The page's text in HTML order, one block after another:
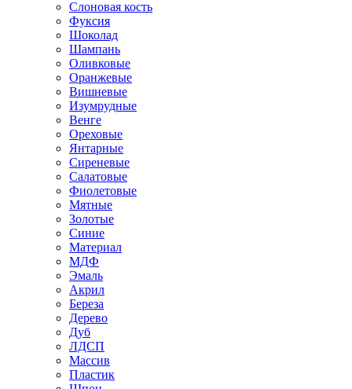
Слоновая кость
Фуксия
Шоколад
Шампань
Оливковые
Оранжевые
Вишневые
Изумрудные
Венге
Ореховые
Янтарные
Сиреневые
Салатовые
Фиолетовые
Мятные
Золотые
Синие
Материал
МДФ
Эмаль
Акрил
Береза
Дерево
Дуб
ЛДСП
Массив
Пластик